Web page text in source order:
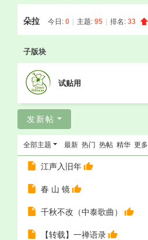
开
忧
朵拉 今日: 0 主题: 95 排名: 33
子版块
试贴用
发新帖
全部主题 最新 热门 热帖 精华 更多
江声入旧年
春 山 镜
千秋不改（中泰歌曲）
【转载】一禅语录